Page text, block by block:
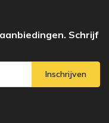
Schrijf
Inschrijven